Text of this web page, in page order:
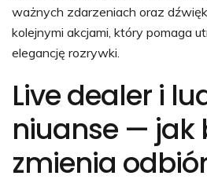
ważnych zdarzeniach oraz
kolejnymi akcjami, który pomaga
elegancję rozrywki.
Live dealer i
niuanse — jak
zmienia